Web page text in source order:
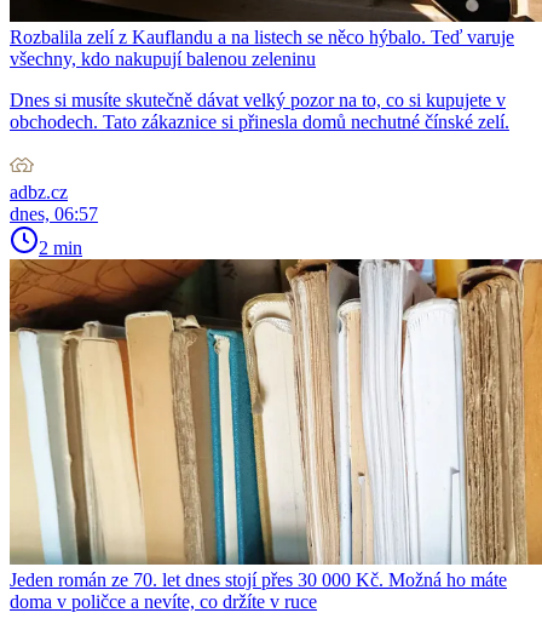
Rozbalila zelí z Kauflandu a na listech se něco hýbalo. Teď varuje
všechny, kdo nakupují balenou zeleninu
Dnes si musíte skutečně dávat velký pozor na to, co si kupujete v
obchodech. Tato zákaznice si přinesla domů nechutné čínské zelí.
adbz.cz
dnes, 06:57
2 min
Jeden román ze 70. let dnes stojí přes 30 000 Kč. Možná ho máte
doma v poličce a nevíte, co držíte v ruce